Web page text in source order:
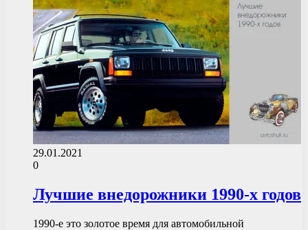
29.01.2021
0
Лучшие внедорожники 1990-х годов
1990-е это золотое время для автомобильной